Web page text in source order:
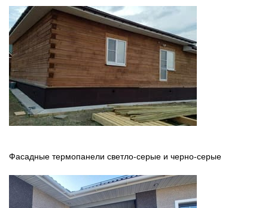
Фасадные термопанели светло-серые и черно-серые